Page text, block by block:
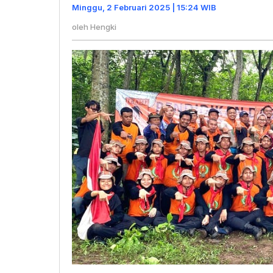
2025
Minggu, 2 Februari 2025 | 15:24 WIB
oleh Hengki